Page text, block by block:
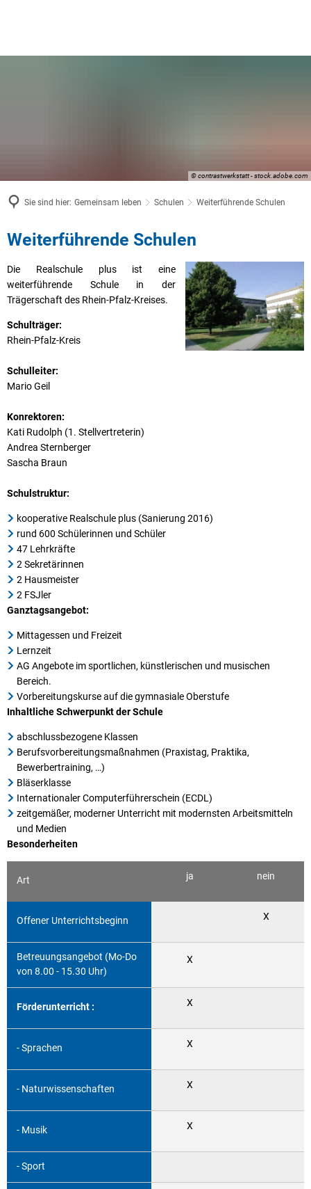
© contrastwerkstatt - stock.adobe.com
Sie sind hier: Gemeinsam leben Schulen Weiterführende Schulen
Weiterführende
Schulen
Weiterführende Schulen
Die Realschule plus ist eine
weiterführende Schule in der
Trägerschaft des Rhein-Pfalz-Kreises.
Schulträger:
Rhein-Pfalz-Kreis
Schulleiter:
Mario Geil
Konrektoren:
Kati Rudolph (1. Stellvertreterin)
Andrea Sternberger
Sascha Braun
Schulstruktur:
kooperative Realschule plus (Sanierung 2016)
rund 600 Schülerinnen und Schüler
47 Lehrkräfte
2 Sekretärinnen
2 Hausmeister
2 FSJler
Ganztagsangebot:
Mittagessen und Freizeit
Lernzeit
AG Angebote im sportlichen, künstlerischen und musischen
Bereich.
Vorbereitungskurse auf die gymnasiale Oberstufe
Inhaltliche Schwerpunkt der Schule
abschlussbezogene Klassen
Berufsvorbereitungsmaßnahmen (Praxistag, Praktika,
Bewerbertraining, …)
Bläserklasse
Internationaler Computerführerschein (ECDL)
zeitgemäßer, moderner Unterricht mit modernsten Arbeitsmitteln
und Medien
Besonderheiten
Art ja nein
Offener Unterrichtsbeginn X
Betreuungsangebot (Mo-Do
von 8.00 - 15.30 Uhr)
X
Förderunterricht : X
- Sprachen X
- Naturwissenschaften X
- Musik X
- Sport